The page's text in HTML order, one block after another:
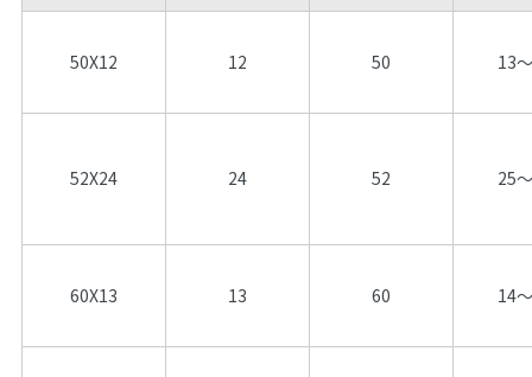
50X12 12 50 13
52X24 24 52 25
60X13 13 60 14